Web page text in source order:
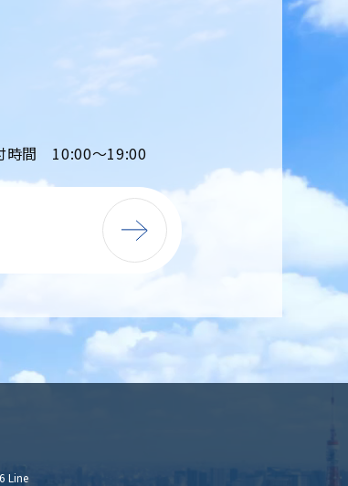
時間 10:00〜19:00
Line